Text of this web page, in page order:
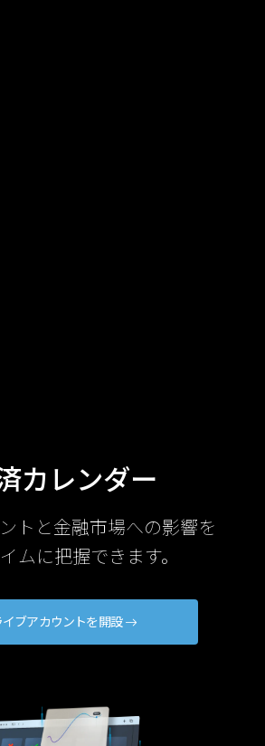
カレンダー
トと金融市場への影響を
ムに把握できます。
イブアカウントを開設